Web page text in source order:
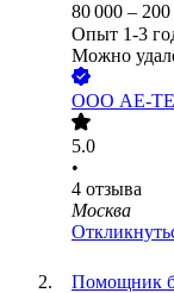
80 000 – 200
Опыт 1-3
Можно
ООО АЕ-
5.0
•
4 отзыва
Москва
Помощник